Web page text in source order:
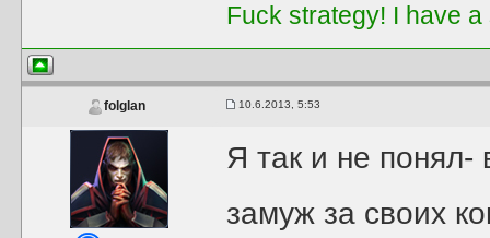
Fuck strategy! I have
folglan 10.6.2013, 5:53
Я так и не понял-
замуж за своих